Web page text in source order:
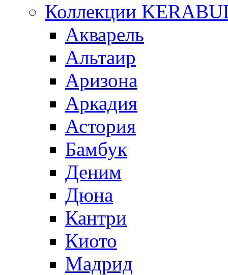
Коллекции
Акварель
Альтаир
Аризона
Аркадия
Астория
Бамбук
Деним
Дюна
Кантри
Киото
Мадрид